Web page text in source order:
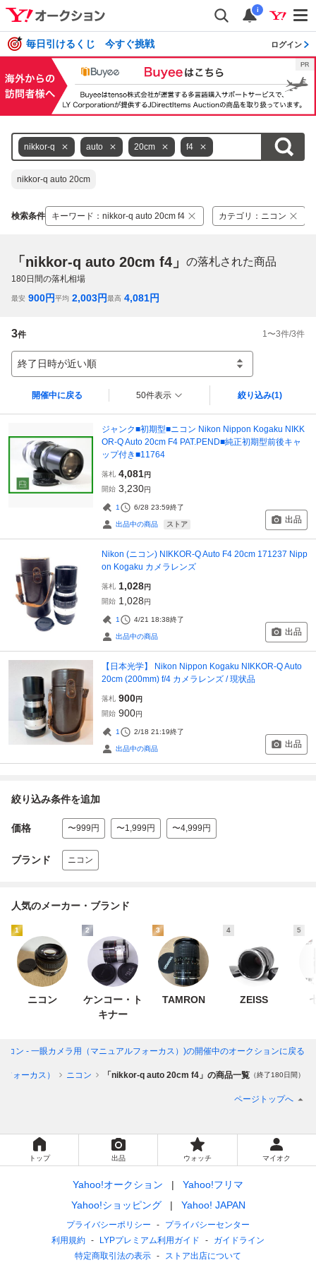
i
毎日引けるくじ 今すぐ挑戦 ログイン
nikkor-q auto 20cm f4
nikkor-q auto 20cm
検索条件 キーワード ： nikkor-q auto 20cm f4 カテゴリ ： ニコン
「nikkor-q auto 20cm f4」 の落札された商品
180日間の落札相場
最安 900円平均 2,003円最高 4,081円
3件 1 〜3件/3件
終了日時が近い順
開催中に戻る 50件表示 絞り込み(1)
ジャンク■初期型■ニコン Nikon Nippon Kogaku NIKK
OR-Q Auto 20cm F4 PAT.PEND■純正初期型前後キャ
ップ付き■11764
落札 4,081円
開始 3,230円
1 6/28 23:59終了
出品中の商品 ストア 出品
Nikon (ニコン) NIKKOR-Q Auto F4 20cm 171237 Nipp
on Kogaku カメラレンズ
落札 1,028円
開始 1,028円
1 4/21 18:38終了
出品中の商品 出品
【日本光学】 Nikon Nippon Kogaku NIKKOR-Q Auto
20cm (200mm) f/4 カメラレンズ / 現状品
落札 900円
開始 900円
1 2/18 21:19終了
出品中の商品 出品
絞り込み条件を追加
価格 〜999円 〜1,999円 〜4,999円
ブランド ニコン
人気のメーカー・ブランド
1
ニコン
2
ケンコー・ト
キナー
3
TAMRON
4
ZEISS
5
コン - 一眼カメラ用（マニュアルフォーカス）)の開催中のオークションに戻る
ォーカス） ニコン 「nikkor-q auto 20cm f4」の商品一覧 （終了180日間）
ページトップへ
トップ 出品 ウォッチ マイオク
Yahoo!オークション
Yahoo!フリマ
Yahoo!ショッピング
Yahoo! JAPAN
プライバシーポリシー
プライバシーセンター
利用規約
LYPプレミアム利用ガイド
ガイドライン
特定商取引法の表示
ストア出店について